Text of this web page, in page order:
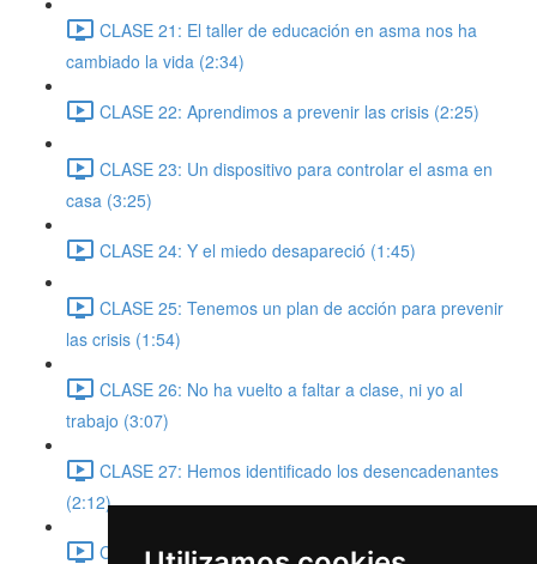
CLASE 21: El taller de educación en asma nos ha
cambiado la vida (2:34)
CLASE 22: Aprendimos a prevenir las crisis (2:25)
CLASE 23: Un dispositivo para controlar el asma en
casa (3:25)
CLASE 24: Y el miedo desapareció (1:45)
CLASE 25: Tenemos un plan de acción para prevenir
las crisis (1:54)
CLASE 26: No ha vuelto a faltar a clase, ni yo al
trabajo (3:07)
CLASE 27: Hemos identificado los desencadenantes
(2:12)
CLASE 28: Sabemos ajustar la medicación (1:03)